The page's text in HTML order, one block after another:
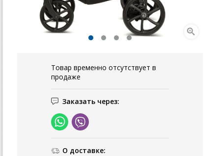
Товар временно отсутствует в
продаже
Заказать через:
О доставке: